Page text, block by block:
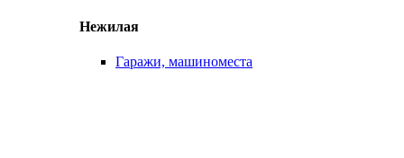
Нежилая
Гаражи, машиноместа